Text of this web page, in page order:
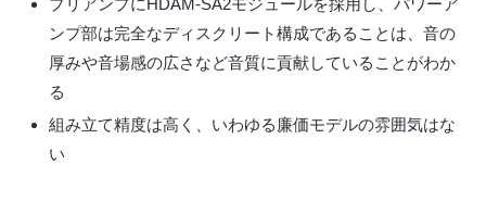
プリアンプにHDAM-SA2モジュールを採用し、パワーア
ンプ部は完全なディスクリート構成であることは、音の
厚みや音場感の広さなど音質に貢献していることがわか
る
組み立て精度は高く、いわゆる廉価モデルの雰囲気はな
い